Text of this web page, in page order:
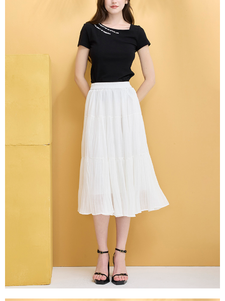
每筆NT$120，滿NT$2,000(含以上)免運費